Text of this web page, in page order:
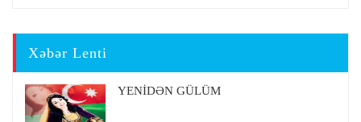
Xəbər Lenti
YENİDƏN GÜLÜM